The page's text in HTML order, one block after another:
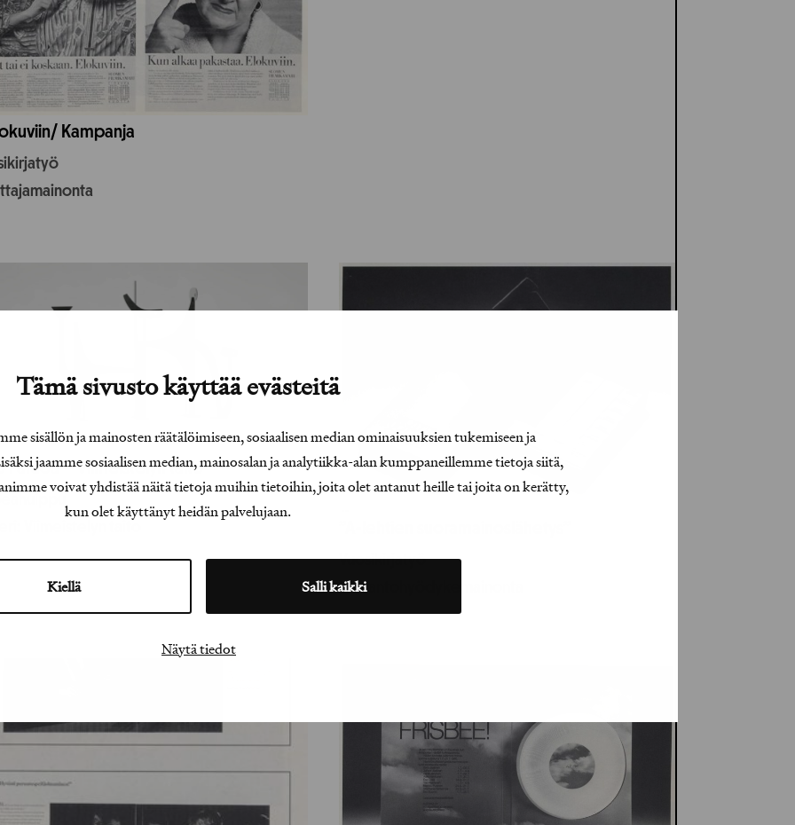
Tämä sivusto käyttää evästeitä
sisällön ja mainosten räätälöimiseen, sosiaalisen median ominaisuuksien tukemiseen ja
jaamme sosiaalisen median, mainosalan ja analytiikka-alan kumppaneillemme tietoja siitä,
voivat yhdistää näitä tietoja muihin tietoihin, joita olet antanut heille tai joita on kerätty,
kun olet käyttänyt heidän palvelujaan.
Kiellä Salli kaikki
Näytä tiedot
Kampanja
Paraoa – Viimeistelyn taito
Vuosikirjatyö
Tuotantohyödykemainonta